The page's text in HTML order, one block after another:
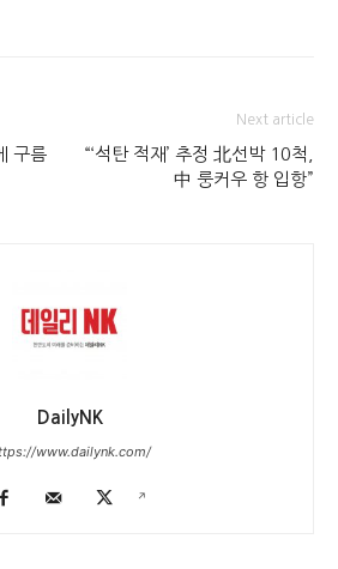
구름
Next article
“‘석탄 적재’ 추정 北선박 10척,
中 룽커우 항 입항”
DailyNK
www.dailynk.com/